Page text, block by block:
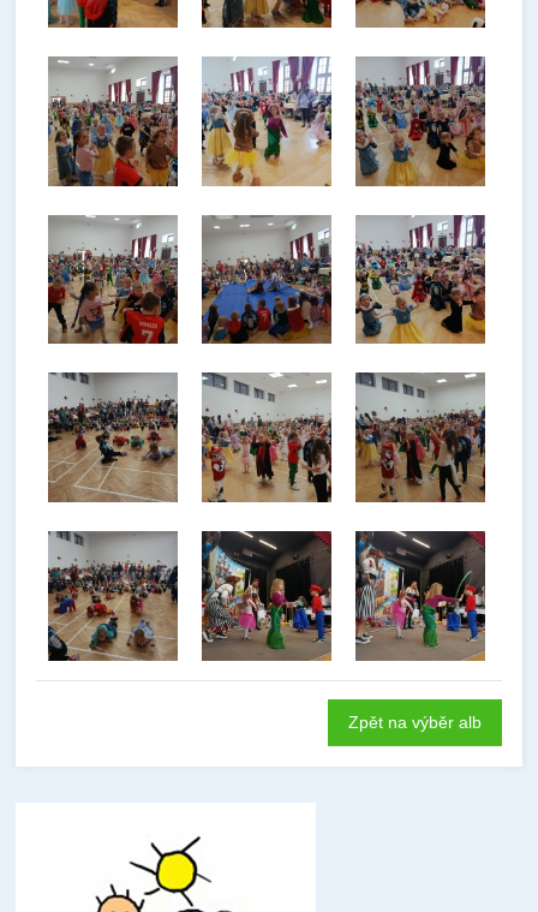
Zpět na výběr alb